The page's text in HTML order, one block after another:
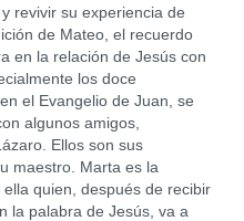
revivir su experiencia de
de Mateo, el recuerdo
en la relación de Jesús con
los doce
el Evangelio de Juan, se
algunos amigos,
Ellos son sus
maestro. Marta es la
quien, después de recibir
la palabra de Jesús, va a